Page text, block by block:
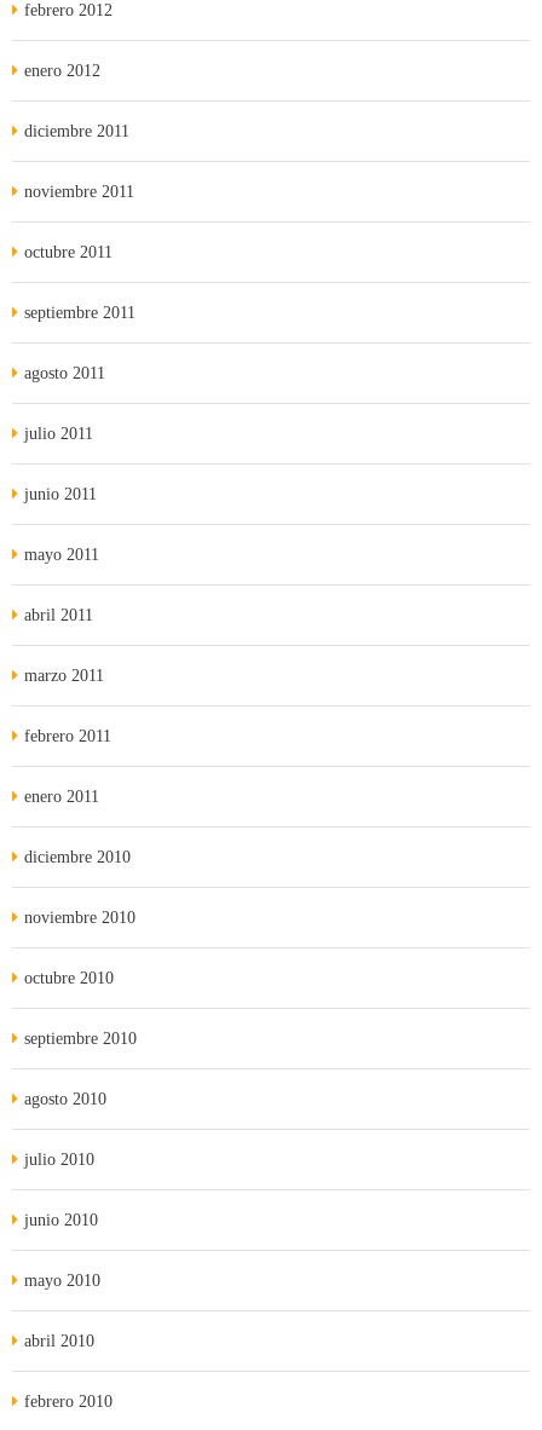
febrero 2012
enero 2012
diciembre 2011
noviembre 2011
octubre 2011
septiembre 2011
agosto 2011
julio 2011
junio 2011
mayo 2011
abril 2011
marzo 2011
febrero 2011
enero 2011
diciembre 2010
noviembre 2010
octubre 2010
septiembre 2010
agosto 2010
julio 2010
junio 2010
mayo 2010
abril 2010
febrero 2010